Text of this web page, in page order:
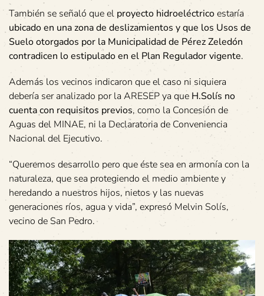
También se señaló que el proyecto hidroeléctricoestaría
ubicado en una zona de deslizamientos y que los Usos de
Suelo otorgados por la Municipalidad de Pérez Zeledón
contradicen lo estipulado en el Plan Regulador vigente.
Además los vecinos indicaron que el caso ni siquiera
debería ser analizado por la ARESEP ya que H.Solís no
cuenta con requisitos previos, como la Concesión de
Aguas del MINAE, ni la Declaratoria de Conveniencia
Nacional del Ejecutivo.
“Queremos desarrollo pero que éste sea en armonía con la
naturaleza, que sea protegiendo el medio ambiente y
heredando a nuestros hijos, nietos y las nuevas
generaciones ríos, agua y vida”, expresó Melvin Solís,
vecino de San Pedro.